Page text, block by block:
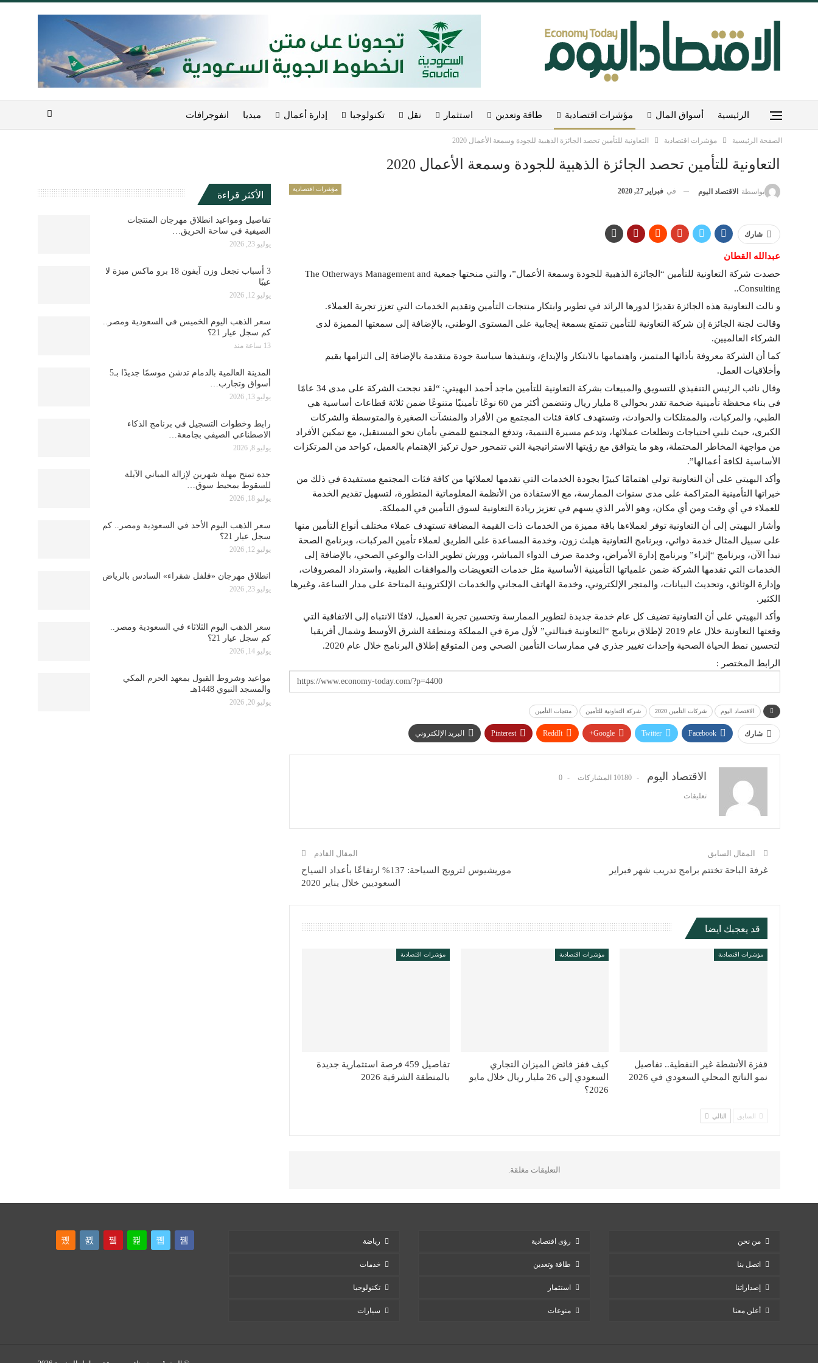
الرئيسية أسواق المال مؤشرات اقتصادية طاقة وتعدين استثمار نقل تكنولوجيا إدارة أعمال ميديا انفوجرافات
الصفحة الرئيسية مؤشرات اقتصادية التعاونية للتأمين تحصد الجائزة الذهبية للجودة وسمعة الأعمال 2020
التعاونية للتأمين تحصد الجائزة الذهبية للجودة وسمعة الأعمال 2020
مؤشرات اقتصادية بواسطة الاقتصاد اليوم في فبراير 27, 2020
شارك
عبدالله القطان
حصدت شركة التعاونية للتأمين “الجائزة الذهبية للجودة وسمعة الأعمال”، والتي منحتها جمعية The Otherways Management and
Consulting..
و نالت التعاونية هذه الجائزة تقديرًا لدورها الرائد في تطوير وابتكار منتجات التأمين وتقديم الخدمات التي تعزز تجربة العملاء.
وقالت لجنة الجائزة إن شركة التعاونية للتأمين تتمتع بسمعة إيجابية على المستوى الوطني، بالإضافة إلى سمعتها المميزة لدى
الشركاء العالميين.
كما أن الشركة معروفة بأدائها المتميز، واهتمامها بالابتكار والإبداع، وتنفيذها سياسة جودة متقدمة بالإضافة إلى التزامها بقيم
وأخلاقيات العمل.
وقال نائب الرئيس التنفيذي للتسويق والمبيعات بشركة التعاونية للتأمين ماجد أحمد البهيتي: “لقد نجحت الشركة على مدى 34 عامًا
في بناء محفظة تأمينية ضخمة تقدر بحوالي 8 مليار ريال وتتضمن أكثر من 60 نوعًا تأمينيًا متنوعًا ضمن ثلاثة قطاعات أساسية هي
الطبي، والمركبات، والممتلكات والحوادث، وتستهدف كافة فئات المجتمع من الأفراد والمنشآت الصغيرة والمتوسطة والشركات
الكبرى، حيث تلبي احتياجات وتطلعات عملائها، وتدعم مسيرة التنمية، وتدفع المجتمع للمضي بأمان نحو المستقبل، مع تمكين الأفراد
من مواجهة المخاطر المحتملة، وهو ما يتوافق مع رؤيتها الاستراتيجية التي تتمحور حول تركيز الإهتمام بالعميل، كواحد من المرتكزات
الأساسية لكافة أعمالها”.
وأكد البهيتي على أن التعاونية تولي اهتمامًا كبيرًا بجودة الخدمات التي تقدمها لعملائها من كافة فئات المجتمع مستفيدة في ذلك من
خبراتها التأمينية المتراكمة على مدى سنوات الممارسة، مع الاستفادة من الأنظمة المعلوماتية المتطورة، لتسهيل تقديم الخدمة
للعملاء في أي وقت ومن أي مكان، وهو الأمر الذي يسهم في تعزيز ريادة التعاونية لسوق التأمين في المملكة.
وأشار البهيتي إلى أن التعاونية توفر لعملاءها باقة مميزة من الخدمات ذات القيمة المضافة تستهدف عملاء مختلف أنواع التأمين منها
على سبيل المثال خدمة دوائي، وبرنامج التعاونية هيلث زون، وخدمة المساعدة على الطريق لعملاء تأمين المركبات، وبرنامج الصحة
تبدأ الآن، وبرنامج “إثراء” وبرنامج إدارة الأمراض، وخدمة صرف الدواء المباشر، وورش تطوير الذات والوعي الصحي، بالإضافة إلى
الخدمات التي تقدمها الشركة ضمن علمياتها التأمينية الأساسية مثل خدمات التعويضات والموافقات الطبية، واسترداد المصروفات،
وإدارة الوثائق، وتحديث البيانات، والمتجر الإلكتروني، وخدمة الهاتف المجاني والخدمات الإلكترونية المتاحة على مدار الساعة، وغيرها
الكثير.
وأكد البهيتي على أن التعاونية تضيف كل عام خدمة جديدة لتطوير الممارسة وتحسين تجربة العميل، لافتًا الانتباه إلى الاتفاقية التي
وقعتها التعاونية خلال عام 2019 لإطلاق برنامج “التعاونية فيتالتي” لأول مرة في المملكة ومنطقة الشرق الأوسط وشمال أفريقيا
لتحسين نمط الحياة الصحية وإحداث تغيير جذري في ممارسات التأمين الصحي ومن المتوقع إطلاق البرنامج خلال عام 2020.
الرابط المختصر :
الاقتصاد اليوم شركات التأمين 2020 شركة التعاونية للتأمين منتجات التأمين
شارك Facebook
Twitter
Google+
ReddIt
Pinterest البريد الإلكتروني
الاقتصاد اليوم 10180 المشاركات 0
تعليقات
المقال السابق
غرفة الباحة تختتم برامج تدريب شهر فبراير
المقال القادم
موريشيوس لترويج السياحة: 137% ارتفاعًا بأعداد السياح
السعوديين خلال يناير 2020
قد يعجبك ايضا
مؤشرات اقتصادية
قفزة الأنشطة غير النفطية.. تفاصيل
نمو الناتج المحلي السعودي في 2026
مؤشرات اقتصادية
كيف قفز فائض الميزان التجاري
السعودي إلى 26 مليار ريال خلال مايو
2026؟
مؤشرات اقتصادية
تفاصيل 459 فرصة استثمارية جديدة
بالمنطقة الشرقية 2026
السابق التالي
التعليقات مغلقة.
الأكثر قراءة
تفاصيل ومواعيد انطلاق مهرجان المنتجات
الصيفية في ساحة الحريق…
يوليو 23, 2026
3 أسباب تجعل وزن آيفون 18 برو ماكس ميزة لا
عيبًا
يوليو 12, 2026
سعر الذهب اليوم الخميس في السعودية ومصر..
كم سجل عيار 21؟
13 ساعة منذ
المدينة العالمية بالدمام تدشن موسمًا جديدًا بـ5
أسواق وتجارب…
يوليو 13, 2026
رابط وخطوات التسجيل في برنامج الذكاء
الاصطناعي الصيفي بجامعة…
يوليو 8, 2026
جدة تمنح مهلة شهرين لإزالة المباني الآيلة
للسقوط بمحيط سوق…
يوليو 18, 2026
سعر الذهب اليوم الأحد في السعودية ومصر.. كم
سجل عيار 21؟
يوليو 12, 2026
انطلاق مهرجان «فلفل شقراء» السادس بالرياض
يوليو 23, 2026
سعر الذهب اليوم الثلاثاء في السعودية ومصر..
كم سجل عيار 21؟
يوليو 14, 2026
مواعيد وشروط القبول بمعهد الحرم المكي
والمسجد النبوي 1448هـ
يوليو 20, 2026
من نحن
اتصل بنا
إصداراتنا
أعلن معنا
رؤى اقتصادية
طاقة وتعدين
استثمار
منوعات
رياضة
خدمات
تكنولوجيا
سيارات